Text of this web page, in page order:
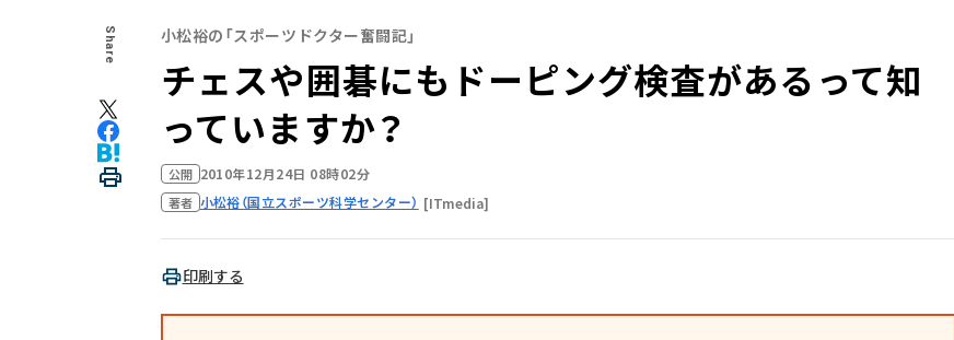
Share 小松裕の「スポーツドクター奮闘記」
チェスや囲碁にもドーピング検査があるって知
っていますか？
公開 2010年12月24日 08時02分
著者 小松裕（国立スポーツ科学センター） [ITmedia]
印刷する